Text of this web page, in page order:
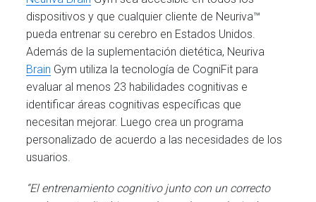
dispositivos y que cualquier cliente de Neuriva™
pueda entrenar su cerebro en Estados Unidos.
Además de la suplementación dietética, Neuriva
Brain Gym utiliza la tecnología de CogniFit para
evaluar al menos 23 habilidades cognitivas e
identificar áreas cognitivas específicas que
necesitan mejorar. Luego crea un programa
personalizado de acuerdo a las necesidades de los
usuarios.
“El entrenamiento cognitivo junto con un correcto